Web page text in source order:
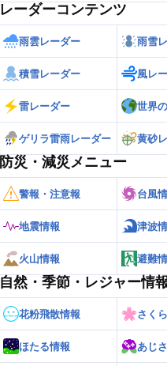
レーダーコンテンツ
雨雲レーダー 雨雪
積雪レーダー 風レ
雷レーダー 世界
ゲリラ雷雨レーダー 黄砂
防災・減災メニュー
警報・注意報 台風
地震情報 津波
火山情報 避難
自然・季節・レジャー情
花粉飛散情報 さく
ほたる情報 あじ